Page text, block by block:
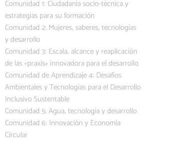
Comunidad 1: Ciudadanía socio-técnica y
estrategias para su formación
Comunidad 2: Mujeres, saberes, tecnologías
y desarrollo
Comunidad 3: Escala, alcance y reaplicación
de las «praxis» innovadora para el desarrollo
Comunidad de Aprendizaje 4: Desafíos
Ambientales y Tecnologías para el Desarrollo
Inclusivo Sustentable
Comunidad 5: Agua, tecnología y desarrollo
Comunidad 6: Innovación y Economía
Circular